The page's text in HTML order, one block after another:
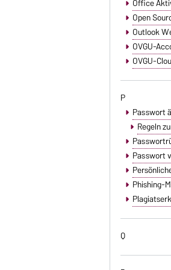
Office
Open
Outlook
OVGU-
OVGU-
P
Passwort
Regeln
Passwort
Phishing-
Q